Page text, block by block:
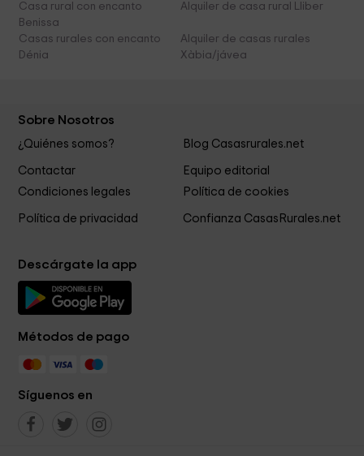
Casa rural con encanto
Benissa
Alquiler de casa rural Lliber
Casas rurales con encanto
Dénia
Alquiler de casas rurales
Xàbia/jávea
Sobre Nosotros
¿Quiénes somos? Blog Casasrurales.net
Contactar
Equipo editorial
Condiciones legales
Política de cookies
Política de privacidad Confianza CasasRurales.net
Descárgate la app
Métodos de pago
Síguenos en